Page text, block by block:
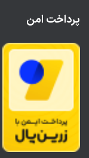
پرداخت امن